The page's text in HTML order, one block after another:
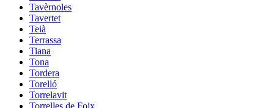
Tavèrnoles
Tavertet
Teià
Terrassa
Tiana
Tona
Tordera
Torelló
Torrelavit
Torrelles de Foix